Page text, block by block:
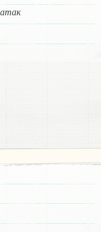
а т а к
алатак